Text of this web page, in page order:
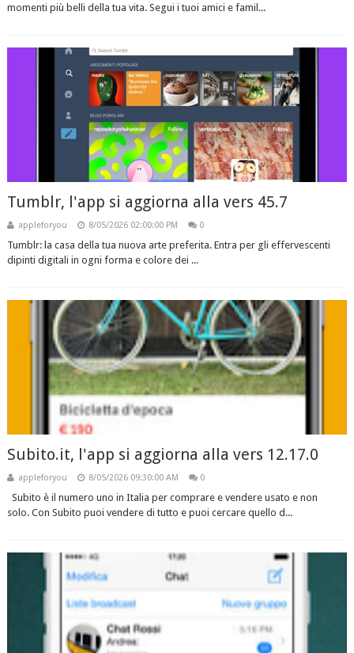
momenti più belli della tua vita. Segui i tuoi amici e famil...
Tumblr, l'app si aggiorna alla vers 45.7
appleforyou 8/05/2026 02:00:00 PM 0
Tumblr: la casa della tua nuova arte preferita. Entra per gli effervescenti
dipinti digitali in ogni forma e colore dei ...
Subito.it, l'app si aggiorna alla vers 12.17.0
appleforyou 8/05/2026 09:30:00 AM 0
Subito è il numero uno in Italia per comprare e vendere usato e non
solo. Con Subito puoi vendere di tutto e puoi cercare quello d...